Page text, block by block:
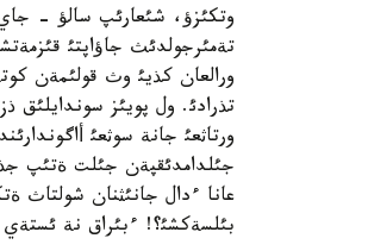
وتكئزؤ، شئعارئپ سالؤ -
تةمئرجولدئث جاؤاپتئ
ورالعان كذيئ وث قولئمةن
تذرادئ. ول پويئز سوندايلئق
ورتاثعئ جانة سوثعئ
جئلدامدئقپةن جئلت ةتئپ
عانا ءدال جانئثنان شولتاث
بئلسةكشئ؟! ءبئراق نة ئستةي